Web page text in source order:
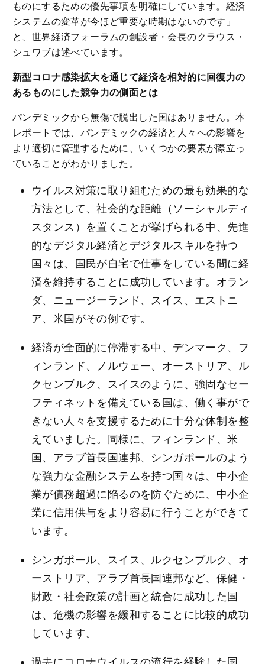
ものにするための優先事項を明確にしています。経済
システムの変革が今ほど重要な時期はないのです」
と、世界経済フォーラムの創設者・会長のクラウス・
シュワブは述べています。
新型コロナ感染拡大を通じて経済を相対的に回復力の
あるものにした競争力の側面とは
パンデミックから無傷で脱出した国はありません。本
レポートでは、パンデミックの経済と人々への影響を
より適切に管理するために、いくつかの要素が際立っ
ていることがわかりました。
ウイルス対策に取り組むための最も効果的な
方法として、社会的な距離（ソーシャルディ
スタンス）を置くことが挙げられる中、先進
的なデジタル経済とデジタルスキルを持つ
国々は、国民が自宅で仕事をしている間に経
済を維持することに成功しています。オラン
ダ、ニュージーランド、スイス、エストニ
ア、米国がその例です。
経済が全面的に停滞する中、デンマーク、フ
ィンランド、ノルウェー、オーストリア、ル
クセンブルク、スイスのように、強固なセー
フティネットを備えている国は、働く事がで
きない人々を支援するために十分な体制を整
えていました。同様に、フィンランド、米
国、アラブ首長国連邦、シンガポールのよう
な強力な金融システムを持つ国々は、中小企
業が債務超過に陥るのを防ぐために、中小企
業に信用供与をより容易に行うことができて
います。
シンガポール、スイス、ルクセンブルク、オ
ーストリア、アラブ首長国連邦など、保健・
財政・社会政策の計画と統合に成功した国
は、危機の影響を緩和することに比較的成功
しています。